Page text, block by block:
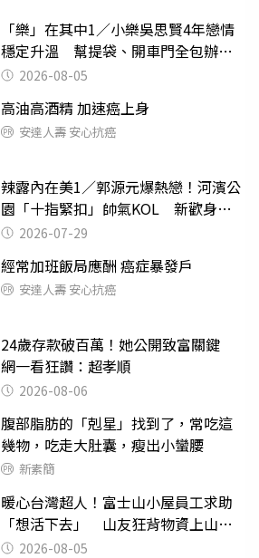
「樂」在其中1／小樂吳思賢4年戀情
穩定升溫 幫提袋、開車門全包辦閃
瞎眾人
2026-08-05
高油高酒精 加速癌上身
安達人壽 安心抗癌
辣露內在美1／郭源元爆熱戀！河濱公
園「十指緊扣」帥氣KOL 新歡身份
曝光2026-07-29
經常加班飯局應酬 癌症暴發戶
安達人壽 安心抗癌
24歲存款破百萬！她公開致富關鍵
網一看狂讚：超孝順
2026-08-06
腹部脂肪的「剋星」找到了，常吃這
幾物，吃走大肚囊，瘦出小蠻腰
新素簡
暖心台灣超人！富士山小屋員工求助
「想活下去」 山友狂背物資上山：
台灣真的是寶島
2026-08-05